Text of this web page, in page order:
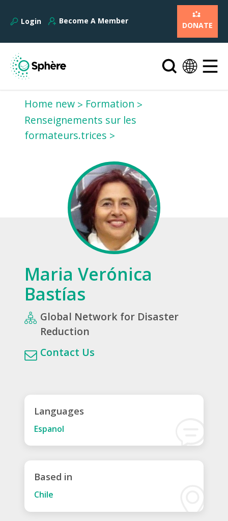
Login Become A Member DONATE
Home new
Formation
Renseignements sur les
formateurs.trices
Maria Verónica
Bastías
Global Network for Disaster
Reduction
Contact Us
Languages
Espanol
Based in
Chile